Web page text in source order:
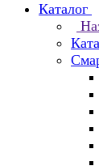
Каталог